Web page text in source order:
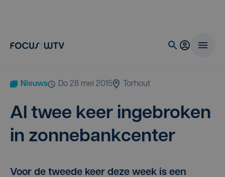
Nieuws do 28 mei 2015 Torhout
Al twee keer inge­bro­ken
in zonnebankcenter
Voor de tweede keer deze week is een